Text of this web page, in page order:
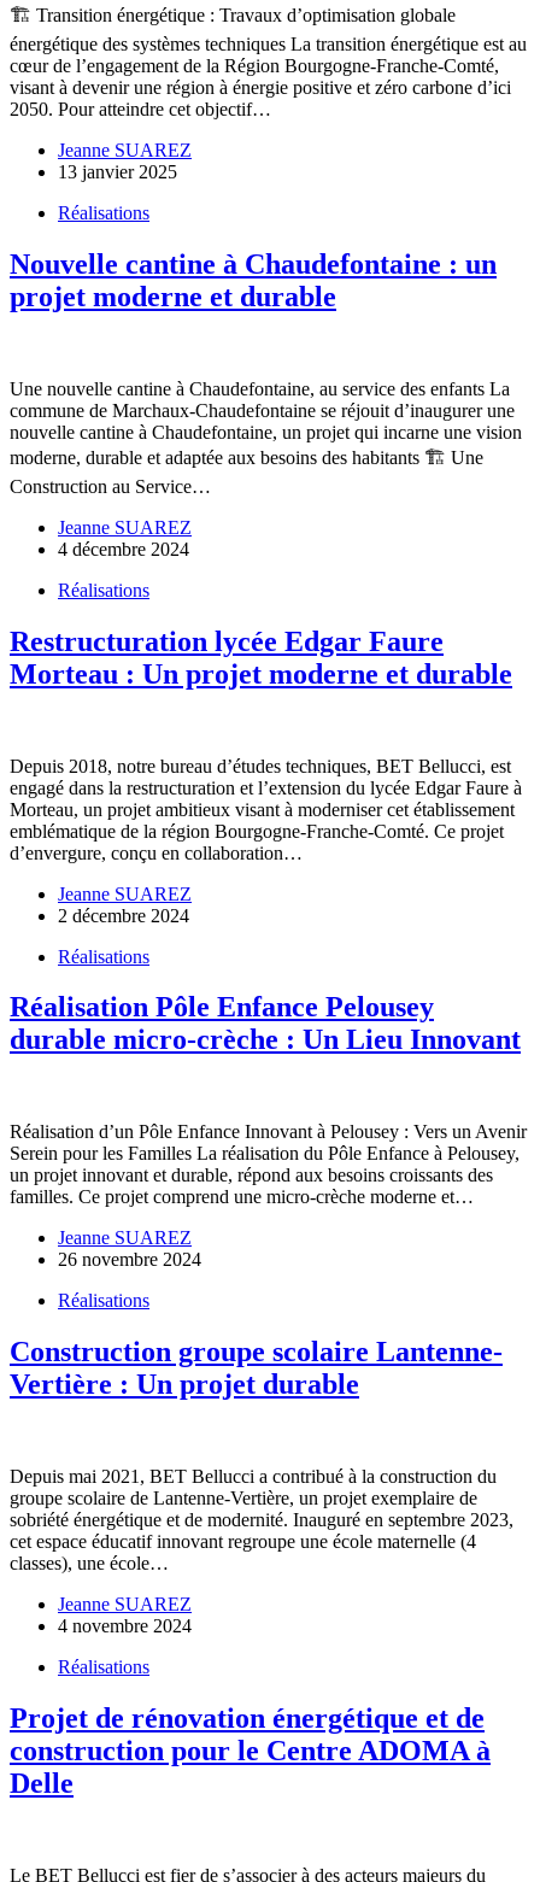
🏗️ Transition énergétique : Travaux d’optimisation globale
énergétique des systèmes techniques La transition énergétique est au
cœur de l’engagement de la Région Bourgogne-Franche-Comté,
visant à devenir une région à énergie positive et zéro carbone d’ici
2050. Pour atteindre cet objectif…
Jeanne SUAREZ
13 janvier 2025
Réalisations
Nouvelle cantine à Chaudefontaine : un
projet moderne et durable
Une nouvelle cantine à Chaudefontaine, au service des enfants La
commune de Marchaux-Chaudefontaine se réjouit d’inaugurer une
nouvelle cantine à Chaudefontaine, un projet qui incarne une vision
moderne, durable et adaptée aux besoins des habitants 🏗️ Une
Construction au Service…
Jeanne SUAREZ
4 décembre 2024
Réalisations
Restructuration lycée Edgar Faure
Morteau : Un projet moderne et durable
Depuis 2018, notre bureau d’études techniques, BET Bellucci, est
engagé dans la restructuration et l’extension du lycée Edgar Faure à
Morteau, un projet ambitieux visant à moderniser cet établissement
emblématique de la région Bourgogne-Franche-Comté. Ce projet
d’envergure, conçu en collaboration…
Jeanne SUAREZ
2 décembre 2024
Réalisations
Réalisation Pôle Enfance Pelousey
durable micro-crèche : Un Lieu Innovant
Réalisation d’un Pôle Enfance Innovant à Pelousey : Vers un Avenir
Serein pour les Familles La réalisation du Pôle Enfance à Pelousey,
un projet innovant et durable, répond aux besoins croissants des
familles. Ce projet comprend une micro-crèche moderne et…
Jeanne SUAREZ
26 novembre 2024
Réalisations
Construction groupe scolaire Lantenne-
Vertière : Un projet durable
Depuis mai 2021, BET Bellucci a contribué à la construction du
groupe scolaire de Lantenne-Vertière, un projet exemplaire de
sobriété énergétique et de modernité. Inauguré en septembre 2023,
cet espace éducatif innovant regroupe une école maternelle (4
classes), une école…
Jeanne SUAREZ
4 novembre 2024
Réalisations
Projet de rénovation énergétique et de
construction pour le Centre ADOMA à
Delle
Le BET Bellucci est fier de s’associer à des acteurs majeurs du